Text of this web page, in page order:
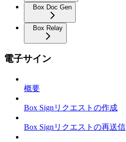
Box Doc Gen
Box Relay
電子サイン
概要
Box Signリクエストの作成
Box Signリクエストの再送信